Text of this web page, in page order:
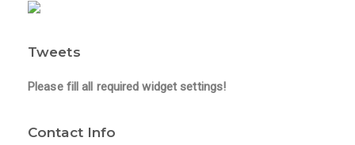
Tweets
Please fill all required widget settings!
Contact Info